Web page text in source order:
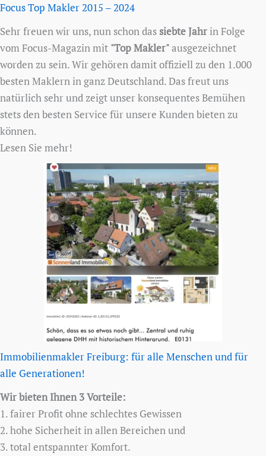
Focus Top Makler 2015 – 2024
Sehr freuen wir uns, nun schon das siebte Jahr in Folge
vom Focus-Magazin mit "Top Makler"ausgezeichnet
worden zu sein. Wir gehören damit offiziell zu den 1.000
besten Maklern in ganz Deutschland. Das freut uns
natürlich sehr und zeigt unser konsequentes Bemühen
stets den besten Service für unsere Kunden bieten zu
können.
Lesen Sie mehr!
Immobilienmakler Freiburg: für alle Menschen und für
alle Generationen!
Wir bieten Ihnen 3 Vorteile:
1. fairer Profit ohne schlechtes Gewissen
2. hohe Sicherheit in allen Bereichen und
3. total entspannter Komfort.